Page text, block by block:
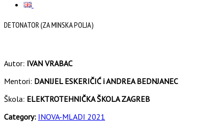
DETONATOR (ZA MINSKA POLJA)
Autor: IVAN VRABAC
Mentori: DANIJEL ESKERIČIĆ i ANDREA BEDNJANEC
Škola: ELEKTROTEHNIČKA ŠKOLA ZAGREB
Category: INOVA-MLADI 2021